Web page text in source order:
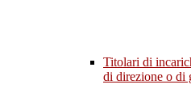
Titolari di
di direzione o di